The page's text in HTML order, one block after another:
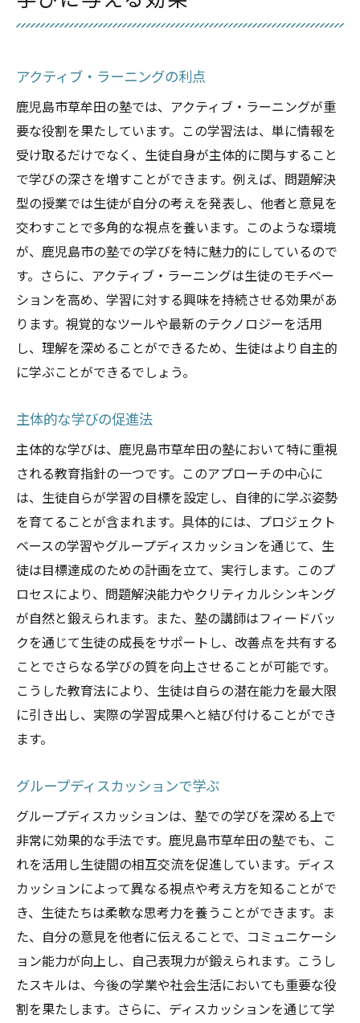
アクティブ・ラーニングの利点
鹿児島市草牟田の塾では、アクティブ・ラーニングが重
要な役割を果たしています。この学習法は、単に情報を
受け取るだけでなく、生徒自身が主体的に関与すること
で学びの深さを増すことができます。例えば、問題解決
型の授業では生徒が自分の考えを発表し、他者と意見を
交わすことで多角的な視点を養います。このような環境
が、鹿児島市の塾での学びを特に魅力的にしているので
す。さらに、アクティブ・ラーニングは生徒のモチベー
ションを高め、学習に対する興味を持続させる効果があ
ります。視覚的なツールや最新のテクノロジーを活用
し、理解を深めることができるため、生徒はより自主的
に学ぶことができるでしょう。
主体的な学びの促進法
主体的な学びは、鹿児島市草牟田の塾において特に重視
される教育指針の一つです。このアプローチの中心に
は、生徒自らが学習の目標を設定し、自律的に学ぶ姿勢
を育てることが含まれます。具体的には、プロジェクト
ベースの学習やグループディスカッションを通じて、生
徒は目標達成のための計画を立て、実行します。このプ
ロセスにより、問題解決能力やクリティカルシンキング
が自然と鍛えられます。また、塾の講師はフィードバッ
クを通じて生徒の成長をサポートし、改善点を共有する
ことでさらなる学びの質を向上させることが可能です。
こうした教育法により、生徒は自らの潜在能力を最大限
に引き出し、実際の学習成果へと結び付けることができ
ます。
グループディスカッションで学ぶ
グループディスカッションは、塾での学びを深める上で
非常に効果的な手法です。鹿児島市草牟田の塾でも、こ
れを活用し生徒間の相互交流を促進しています。ディス
カッションによって異なる視点や考え方を知ることがで
き、生徒たちは柔軟な思考力を養うことができます。ま
た、自分の意見を他者に伝えることで、コミュニケーシ
ョン能力が向上し、自己表現力が鍛えられます。こうし
たスキルは、今後の学業や社会生活においても重要な役
割を果たします。さらに、ディスカッションを通じて学